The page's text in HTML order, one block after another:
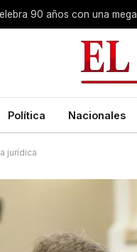
Política Nacionales
jurídica